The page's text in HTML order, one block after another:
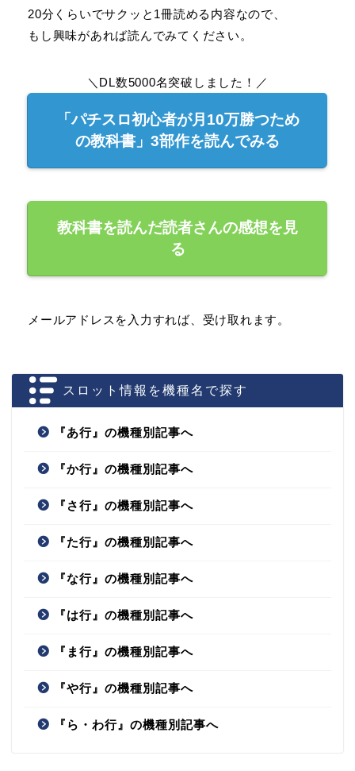
20分くらいでサクッと1冊読める内容なので、
もし興味があれば読んでみてください。
＼DL数5000名突破しました！／
「パチスロ初心者が月10万勝つため
の教科書」3部作を読んでみる
教科書を読んだ読者さんの感想を見
る
メールアドレスを入力すれば、受け取れます。
スロット情報を機種名で探す
『あ行』の機種別記事へ
『か行』の機種別記事へ
『さ行』の機種別記事へ
『た行』の機種別記事へ
『な行』の機種別記事へ
『は行』の機種別記事へ
『ま行』の機種別記事へ
『や行』の機種別記事へ
『ら・わ行』の機種別記事へ